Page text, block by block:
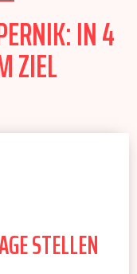
IN 4
ZIEL
STELLEN